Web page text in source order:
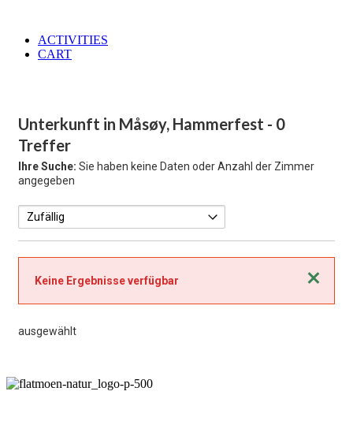
ACTIVITIES
CART
Unterkunft in Måsøy, Hammerfest - 0
Treffer
Ihre Suche: Sie haben keine Daten oder Anzahl der Zimmer
angegeben
Schließen
Keine Ergebnisse verfügbar
ausgewählt